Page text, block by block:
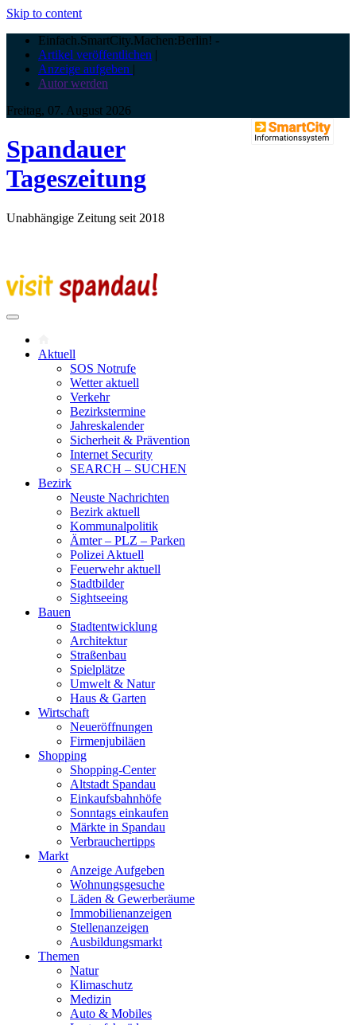
Skip to content
Einfach.SmartCity.Machen:Berlin! -
Artikel veröffentlichen |
Anzeige aufgeben |
Autor werden
Freitag, 07. August 2026
Spandauer
Tageszeitung
Unabhängige Zeitung seit 2018
Aktuell
SOS Notrufe
Wetter aktuell
Verkehr
Bezirkstermine
Jahreskalender
Sicherheit & Prävention
Internet Security
SEARCH – SUCHEN
Bezirk
Neuste Nachrichten
Bezirk aktuell
Kommunalpolitik
Ämter – PLZ – Parken
Polizei Aktuell
Feuerwehr aktuell
Stadtbilder
Sightseeing
Bauen
Stadtentwicklung
Architektur
Straßenbau
Spielplätze
Umwelt & Natur
Haus & Garten
Wirtschaft
Neueröffnungen
Firmenjubiläen
Shopping
Shopping-Center
Altstadt Spandau
Einkaufsbahnhöfe
Sonntags einkaufen
Märkte in Spandau
Verbrauchertipps
Markt
Anzeige Aufgeben
Wohnungsgesuche
Läden & Gewerberäume
Immobilienanzeigen
Stellenanzeigen
Ausbildungsmarkt
Themen
Natur
Klimaschutz
Medizin
Auto & Mobiles